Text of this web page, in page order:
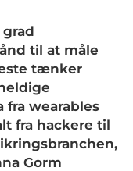
til at måle
tænker
fra wearables
fra hackere til
Gorm